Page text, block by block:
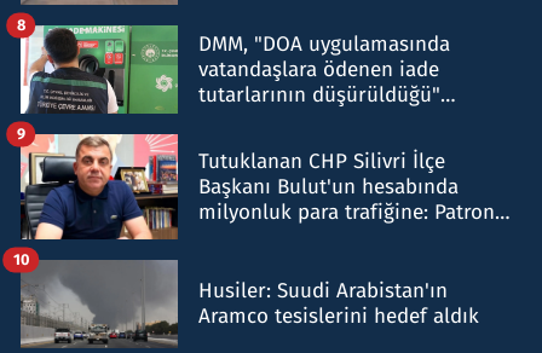
DMM, "DOA uygulamasında
vatandaşlara ödenen iade
tutarlarının düşürüldüğü"
8
Tutuklanan CHP Silivri İlçe
Başkanı Bulut'un hesabında
milyonluk para trafiğine: Patron
9
Husiler: Suudi Arabistan'ın
Aramco tesislerini hedef aldık
10